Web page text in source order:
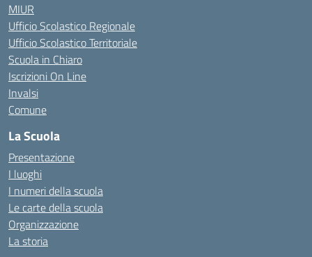
MIUR
Ufficio Scolastico Regionale
Ufficio Scolastico Territoriale
Scuola in Chiaro
Iscrizioni On Line
Invalsi
Comune
La Scuola
Presentazione
I luoghi
I numeri della scuola
Le carte della scuola
Organizzazione
La storia